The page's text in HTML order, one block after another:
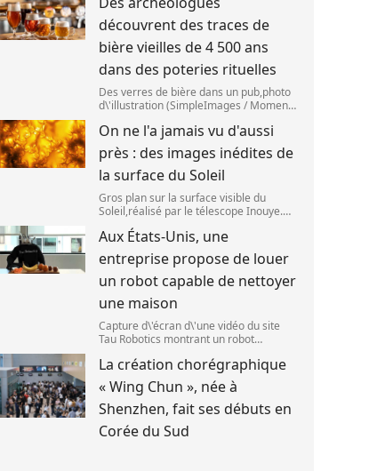
2025. (SANKA VIDANAGAMA )
découvrent des traces de
bière vieilles de 4 500 ans
dans des poteries rituelles
Des verres de bière dans un pub,photo
d\'illustration (SimpleImages / Moment
boisson alcoolisée du monde. Les
premières traces de bière ont été
retrouvées ch
On ne l'a jamais vu d'aussi
près : des images inédites de
la surface du Soleil
Gros plan sur la surface visible du
Soleil,réalisé par le télescope Inouye.
(NSF/NSO/AURA/MPS) Certains se
préparent peut-être à photographier le
mieux possible l\'éclipse solaire,prévue
le 1
Aux États-Unis, une
entreprise propose de louer
un robot capable de nettoyer
une maison
Capture d\'écran d\'une vidéo du site
Tau Robotics montrant un robot
cuisine. (Tau Robotics)
La création chorégraphique
« Wing Chun », née à
Shenzhen, fait ses débuts en
Corée du Sud